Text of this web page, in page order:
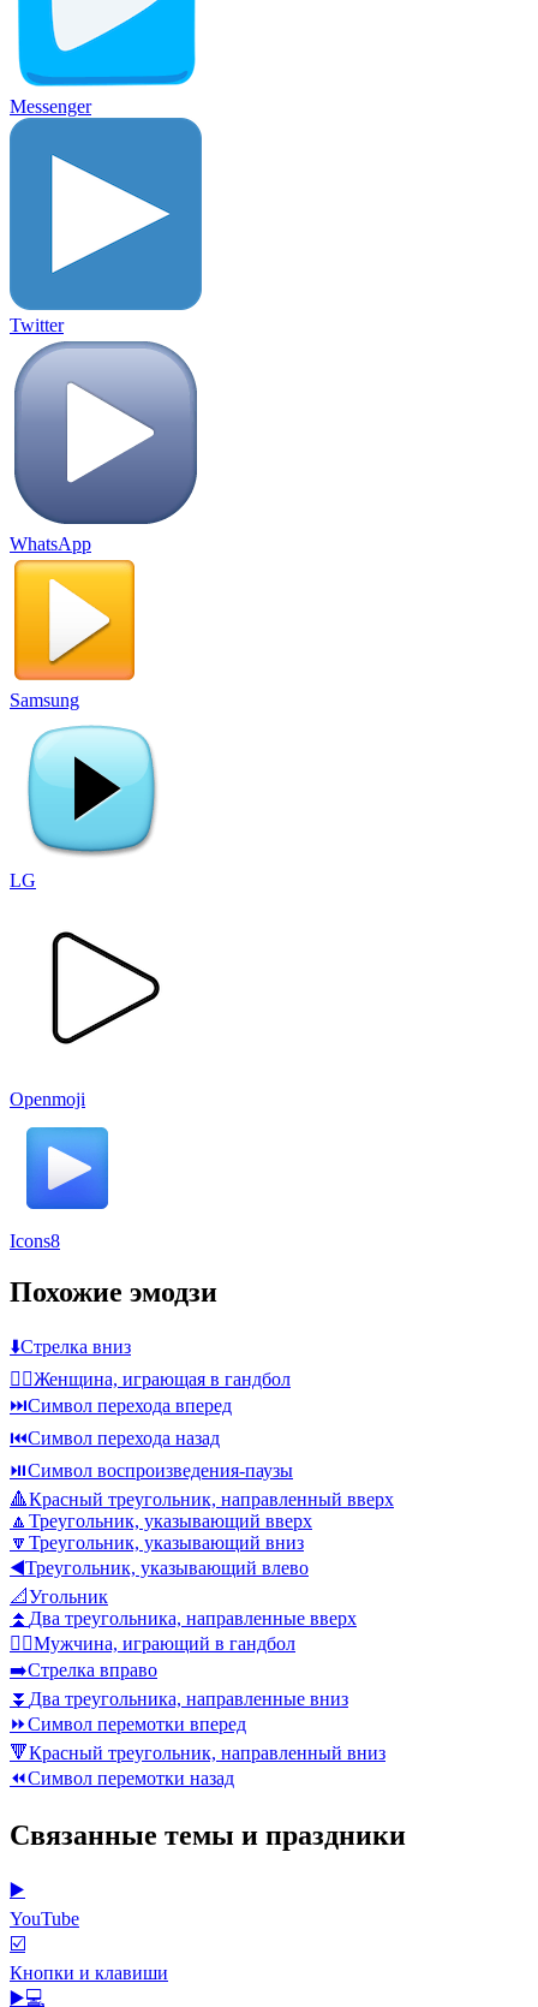
Messenger
Twitter
WhatsApp
Samsung
LG
Openmoji
Icons8
Похожие эмодзи
⬇️Стрелка вниз
🤾‍♀️Женщина, играющая в гандбол
⏭️Символ перехода вперед
⏮️Символ перехода назад
⏯️Символ воспроизведения-паузы
🔺Красный треугольник, направленный вверх
🔼 Треугольник, указывающий вверх
🔽 Треугольник, указывающий вниз
◀️Треугольник, указывающий влево
📐Угольник
⏫ Два треугольника, направленные вверх
🤾‍♂️Мужчина, играющий в гандбол
➡️Стрелка вправо
⏬ Два треугольника, направленные вниз
⏩Символ перемотки вперед
🔻Красный треугольник, направленный вниз
⏪Символ перемотки назад
Связанные темы и праздники
▶️
YouTube
☑️
Кнопки и клавиши
▶️💻